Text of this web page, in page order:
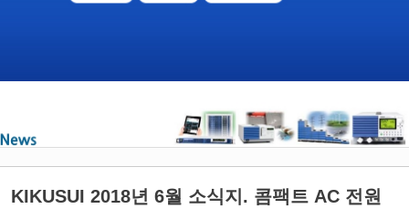
KIKUSUI 2018년 6월 소식지. 콤팩트 AC 전원